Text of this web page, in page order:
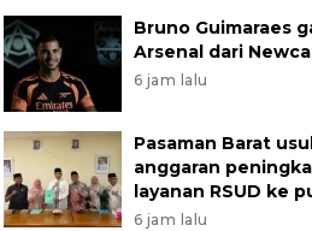
Bruno Guimaraes
Arsenal dari
6 jam lalu
Pasaman Barat
anggaran
layanan RSUD ke
6 jam lalu